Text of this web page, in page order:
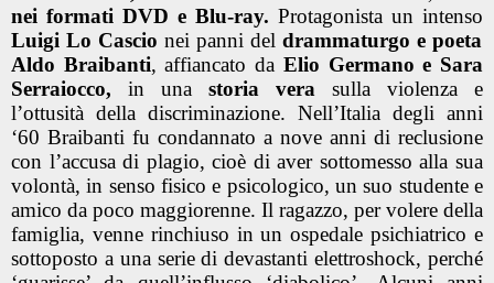
nei formati DVD e Blu-ray. Protagonista un intenso
Luigi Lo Cascio nei panni del drammaturgo e poeta
Aldo Braibanti, affiancato da Elio Germano e Sara
Serraiocco, in una storia vera sulla violenza e
l’ottusità della discriminazione. Nell’Italia degli anni
‘60 Braibanti fu condannato a nove anni di reclusione
con l’accusa di plagio, cioè di aver sottomesso alla sua
volontà, in senso fisico e psicologico, un suo studente e
amico da poco maggiorenne. Il ragazzo, per volere della
famiglia, venne rinchiuso in un ospedale psichiatrico e
sottoposto a una serie di devastanti elettroshock, perché